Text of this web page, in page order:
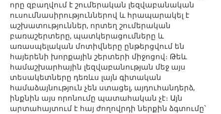
որը զբաղվում է շումերական լեզվաբանական
ուսումնասիրություններով և հրապարակել է
աշխատություններ, որտեղ շումերական
բառաշերտերը, պատկերացումները և
առասպելական մոտիվները ընթերցվում են
հայերենի խորքային շերտերի միջոցով։ Թեև
համաշխարհային լեզվաբանության մեջ այս
տեսակետները դեռևս լայն գիտական
համաձայնություն չեն ստացել, այդուհանդերձ,
ինքնին այս որոնումը պատահական չէ։ Այն
արտահայտում է հայ ժողովրդի ներքին ձգտումը՝